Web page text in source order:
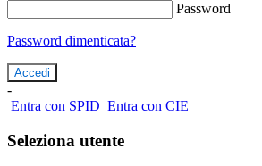
Password
Password dimenticata?
-
Entra con SPID Entra con CIE
Seleziona utente